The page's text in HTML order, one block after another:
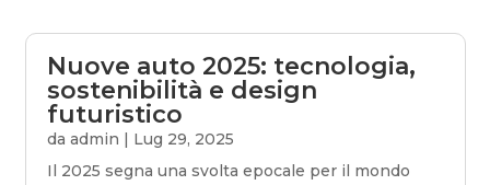
Nuove auto 2025: tecnologia,
sostenibilità e design
futuristico
daadmin | Lug 29, 2025
Il 2025 segna una svolta epocale per il mondo